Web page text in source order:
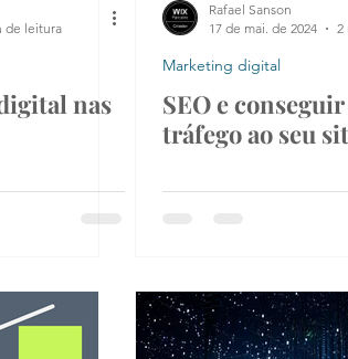
de leitura
nas
Rafael Sanson
17 de mai. de 2024
2
Marketing digital
SEO e
tráfego ao seu